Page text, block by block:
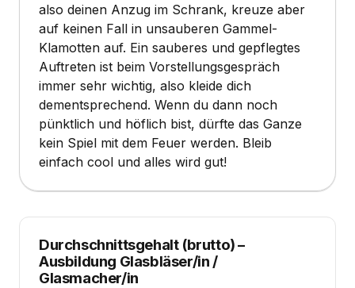
also deinen Anzug im Schrank, kreuze aber
auf keinen Fall in unsauberen Gammel-
Klamotten auf. Ein sauberes und gepflegtes
Auftreten ist beim Vorstellungsgespräch
immer sehr wichtig, also kleide dich
dementsprechend. Wenn du dann noch
pünktlich und höflich bist, dürfte das Ganze
kein Spiel mit dem Feuer werden. Bleib
einfach cool und alles wird gut!
Durchschnittsgehalt (brutto)–
Ausbildung Glasbläser/in /
Glasmacher/in